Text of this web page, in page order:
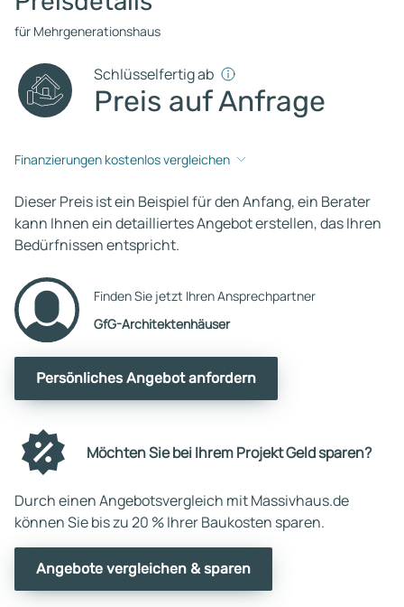
für Mehrgenerationshaus
Schlüsselfertig ab
Preis auf Anfrage
Finanzierungen kostenlos vergleichen
Dieser Preis ist ein Beispiel für den Anfang, ein Berater
kann Ihnen ein detailliertes Angebot erstellen, das Ihren
Bedürfnissen entspricht.
Finden Sie jetzt Ihren Ansprechpartner
GfG-Architektenhäuser
Persönliches Angebot anfordern
Möchten Sie bei Ihrem Projekt Geld sparen?
Durch einen Angebotsvergleich mit Massivhaus.de
können Sie bis zu 20 % Ihrer Baukosten sparen.
Angebote vergleichen & sparen